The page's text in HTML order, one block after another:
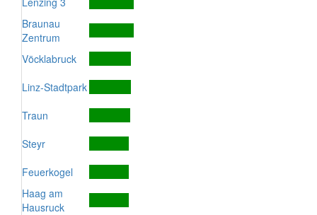
Braunau
Zentrum
Vöcklabruck
Linz-Stadtpark
Traun
Steyr
Feuerkogel
Haag am
Hausruck